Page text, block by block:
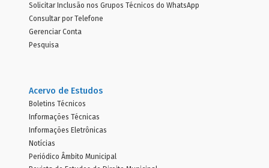
Solicitar Inclusão nos Grupos Técnicos do WhatsApp
Consultar por Telefone
Gerenciar Conta
Pesquisa
Acervo de Estudos
Boletins Técnicos
Informações Técnicas
Informações Eletrônicas
Notícias
Periódico Âmbito Municipal